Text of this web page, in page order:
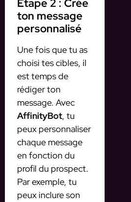
Étape 2 : Crée
ton message
personnalisé
Une fois que tu as
choisi tes cibles, il
est temps de
rédiger ton
message. Avec
AffinityBot, tu
peux personnaliser
chaque message
en fonction du
profil du prospect.
Par exemple, tu
peux inclure son